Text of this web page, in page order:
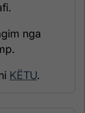
nga
KËTU.